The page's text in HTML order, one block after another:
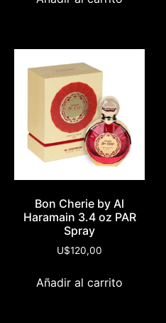
Bon Cherie by Al
Haramain 3.4 oz PAR
Spray
U$120,00
Añadir al carrito